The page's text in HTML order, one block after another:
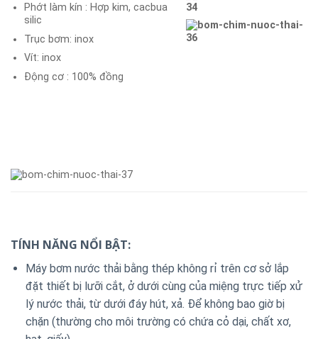
Phớt làm kín : Hợp kim, cacbua
silic
Trục bơm: inox
Vít: inox
Động cơ : 100% đồng
TÍNH NĂNG NỔI BẬT:
Máy bơm nước thải bằng thép không rỉ trên cơ sở lắp
đặt thiết bị lưỡi cắt, ở dưới cùng của miệng trực tiếp xử
lý nước thải, từ dưới đáy hút, xả. Để không bao giờ bị
chặn (thường cho môi trường có chứa cỏ dại, chất xơ,